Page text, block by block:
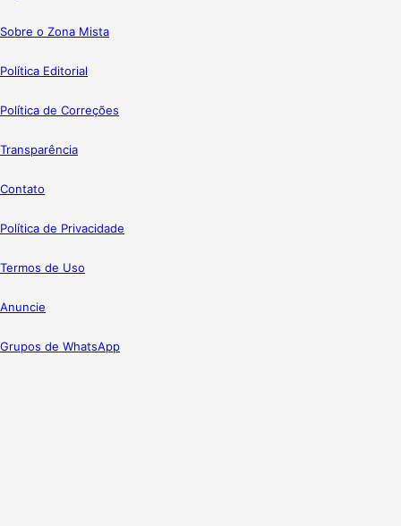
Sobre o Zona Mista
Política Editorial
Política de Correções
Transparência
Contato
Política de Privacidade
Termos de Uso
Anuncie
Grupos de WhatsApp